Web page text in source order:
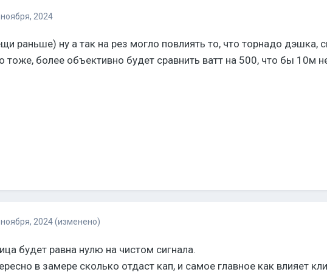
2024
раньше) ну а так на рез могло повлиять то, что торнадо дэшка,
тоже, более объективно будет сравнить ватт на 500, что бы 10м
2024 (изменено)
будет равна нулю на чистом сигнала.
в замере сколько отдаст кап, и самое главное как влияет